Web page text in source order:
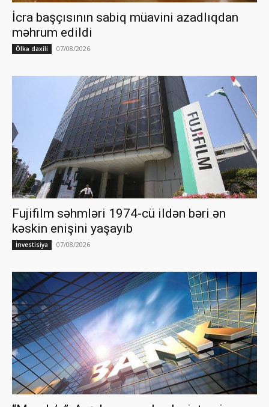
İcra başçısının sabiq müavini azadlıqdan
məhrum edildi
Ölkə daxili 07/08/2026
Fujifilm səhmləri 1974-cü ildən bəri ən
kəskin enişini yaşayıb
İnvestisiya 07/08/2026